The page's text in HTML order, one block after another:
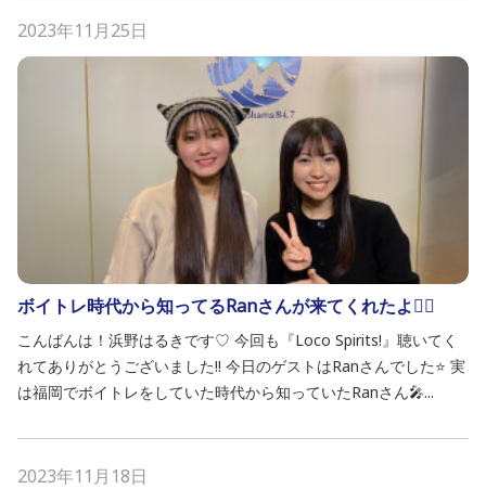
2023年11月25日
ボイトレ時代から知ってるRanさんが来てくれたよ❤️‍🔥
こんばんは！浜野はるきです♡ 今回も『Loco Spirits!』聴いてく
れてありがとうございました!! 今日のゲストはRanさんでした⭐️ 実
は福岡でボイトレをしていた時代から知っていたRanさん🎤...
2023年11月18日